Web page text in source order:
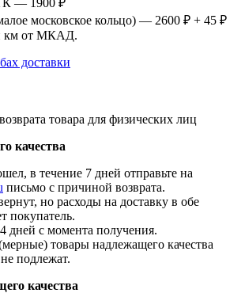
московское кольцо) — 2600 ₽ + 45 ₽
км от МКАД.
доставки
товара для физических лиц
качества
в течение 7 дней отправьте на
письмо с причиной возврата.
но расходы на доставку в обе
покупатель.
дней с момента получения.
товары надлежащего качества
подлежат.
качества